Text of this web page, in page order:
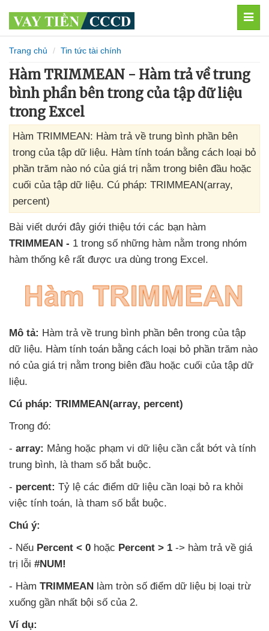
Trang chủ Tin tức tài chính
Hàm TRIMMEAN - Hàm trả về trung
bình phần bên trong của tập dữ liệu
trong Excel
Hàm TRIMMEAN: Hàm trả về trung bình phần bên
trong của tập dữ liệu. Hàm tính toán bằng cách loại bỏ
phần trăm nào nó của giá trị nằm trong biên đầu hoặc
cuối của tập dữ liệu. Cú pháp: TRIMMEAN(array,
percent)
Bài viết dưới đây giới thiệu tới các bạn hàm
TRIMMEAN - 1 trong số những hàm nằm trong nhóm
hàm thống kê rất được ưa dùng trong Excel.
Mô tả: Hàm trả về trung bình phần bên trong của tập
dữ liệu. Hàm tính toán bằng cách loại bỏ phần trăm nào
nó của giá trị nằm trong biên đầu hoặc cuối của tập dữ
liệu.
Cú pháp: TRIMMEAN(array, percent)
Trong đó:
- array: Mảng hoặc phạm vi dữ liệu cần cắt bớt và tính
trung bình, là tham số bắt buộc.
- percent: Tỷ lệ các điểm dữ liệu cần loại bỏ ra khỏi
việc tính toán, là tham số bắt buộc.
Chú ý:
- Nếu Percent < 0 hoặc Percent > 1 -> hàm trả về giá
trị lỗi #NUM!
- Hàm TRIMMEAN làm tròn số điểm dữ liệu bị loại trừ
xuống gần nhất bội số của 2.
Ví dụ: